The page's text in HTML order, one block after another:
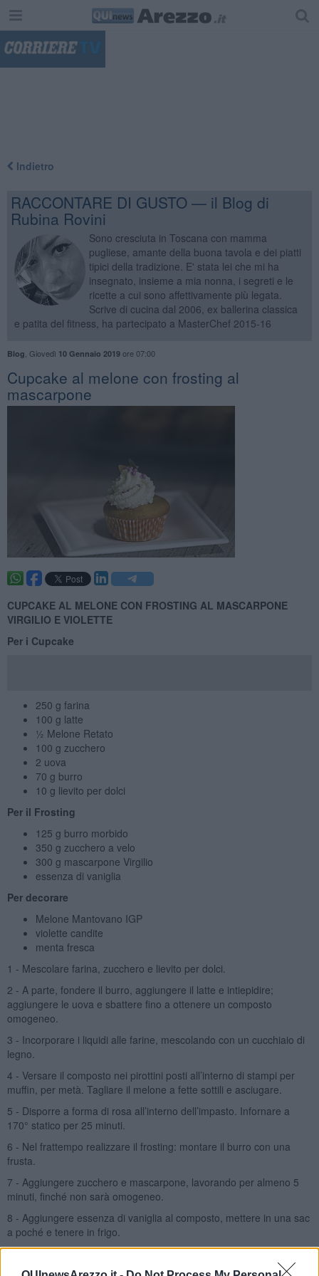
Indietro
RACCONTARE DI GUSTO — il Blog di
Rubina Rovini
Sono cresciuta in Toscana con mamma
pugliese, amante della buona tavola e dei piatti
tipici della tradizione. E' stata lei che mi ha
insegnato, insieme a mia nonna, i segreti e le
ricette a cui sono affettivamente più legata.
Scrive di cucina dal 2006, ex ballerina classica
e patita del fitness, ha partecipato a MasterChef 2015-16
Blog Giovedì 10 Gennaio 2019ore 07:00
Cupcake al melone con frosting al
mascarpone
CUPCAKE AL MELONE CON FROSTING AL MASCARPONE
VIRGILIO E VIOLETTE
Per i Cupcake
250 g farina
100 g latte
½ Melone Retato
100 g zucchero
2 uova
70 g burro
10 g lievito per dolci
Per il Frosting
125 g burro morbido
350 g zucchero a velo
300 g mascarpone Virgilio
essenza di vaniglia
Per decorare
Melone Mantovano IGP
violette candite
menta fresca
1 - Mescolare farina, zucchero e lievito per dolci.
2 - A parte, fondere il burro, aggiungere il latte e intiepidire;
aggiungere le uova e sbattere fino a ottenere un composto
omogeneo.
3 - Incorporare i liquidi alle farine, mescolando con un cucchiaio di
legno.
4 - Versare il composto nei pirottini posti all’interno di stampi per
muffin, per metà. Tagliare il melone a fette sottili e asciugare.
5 - Disporre a forma di rosa all’interno dell’impasto. Infornare a
170° statico per 25 minuti.
6 - Nel frattempo realizzare il frosting: montare il burro con una
frusta.
7 - Aggiungere zucchero e mascarpone, lavorando per almeno 5
minuti, finché non sarà omogeneo.
8 - Aggiungere essenza di vaniglia al composto, mettere in una sac
a poché e tenere in frigo.
9 - Quando i cupcake saranno completamente raffreddati, guarnire
con il frosting, violette, melone e menta.